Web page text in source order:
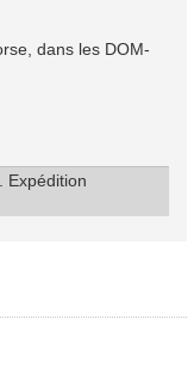
dans les DOM-
Expédition